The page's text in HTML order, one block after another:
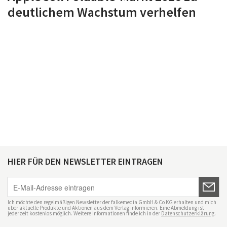
deutlichem Wachstum verhelfen
HIER FÜR DEN NEWSLETTER EINTRAGEN
Ich möchte den regelmäßigen Newsletter der falkemedia GmbH & Co KG erhalten und mich
über aktuelle Produkte und Aktionen aus dem Verlag informieren. Eine Abmeldung ist
jederzeit kostenlos möglich. Weitere Informationen finde ich in der Datenschutzerklärung.